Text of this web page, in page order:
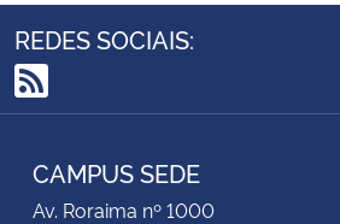
REDES SOCIAIS:
RSS
CAMPUS SEDE
Av. Roraima nº 1000